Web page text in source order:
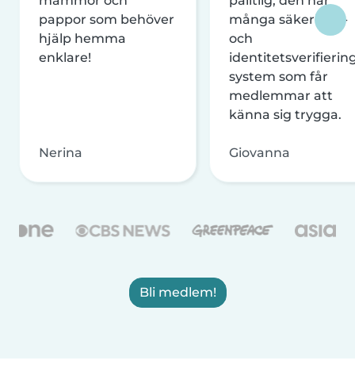
pappor som behöver
hjälp hemma
enklare!
Nerina
många säkerhets-
och
system som får
medlemmar att
känna sig trygga.
Giovanna
Bli medlem!